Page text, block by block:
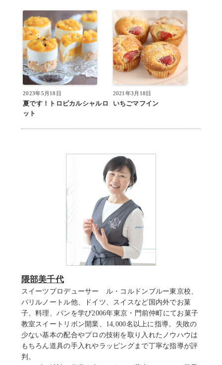
2023年5月18日
夏です！トロピカルシャルロ
ット
2021年3月18日
いちごマフイン
隈部美千代
スイーツプロデューサー ル・コルドンブルー東京校、
パリルノートル他、ドイツ、スイスなど国内外でお菓
子、料理、パンを学び2006年東京・門前仲町にてお菓子
教室スイートリボン開業、14,000名以上に指導。失敗の
少ない基本の配合やプロの技術を取り入れたノウハウは
もちろん道具の手入れやラッピングまで丁寧な指導が評
判。